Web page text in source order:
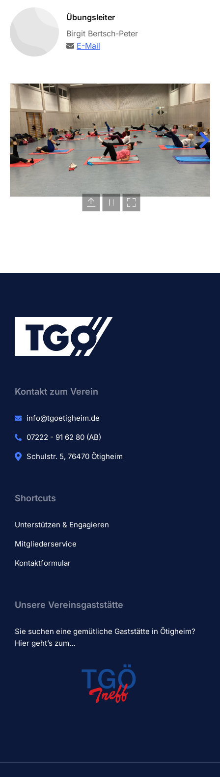
Übungsleiter
Birgit Bertsch-Peter
E-Mail
Kontakt zum Verein​
info@tgoetigheim.de
07222 - 91 62 80 (AB)
Schulstr. 5, 76470 Ötigheim
Shortcuts
Unterstützen & Engagieren
Mitgliederservice
Kontaktformular
Unsere Vereinsgaststätte
Sie suchen eine gemütliche Gaststätte in Ötigheim?
Hier geht’s zum…